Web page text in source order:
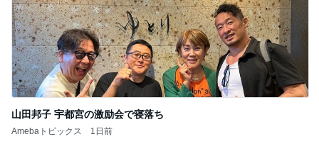
山田邦子 宇都宮の激励会で寝落ち
Amebaトピックス 1日前
記事を読む